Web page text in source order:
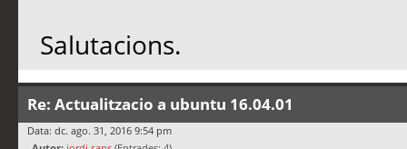
Salutacions.
Re: Actualitzacio a ubuntu 16.04.01
Data: dc. ago. 31, 2016 9:54 pm